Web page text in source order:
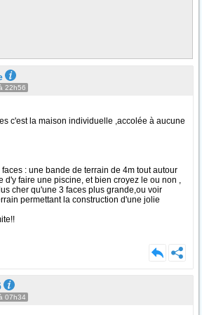
22h56
c'est la maison individuelle ,accolée à aucune
: une bande de terrain de 4m tout autour
d'y faire une piscine, et bien croyez le ou non ,
cher qu'une 3 faces plus grande,ou voir
permettant la construction d'une jolie
07h34